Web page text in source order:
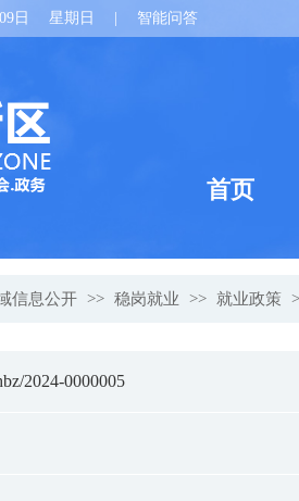
日 星期日 智能问答
首页
信息公开 >> 稳岗就业 >> 就业政策
2024-0000005